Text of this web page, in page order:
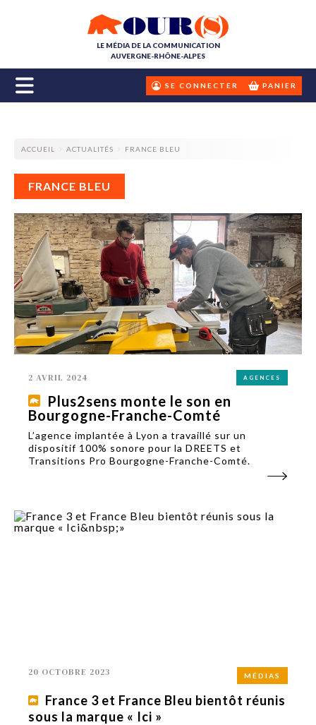
LE MÉDIA DE LA COMMUNICATION
AUVERGNE-RHÔNE-ALPES
SE CONNECTER PANIER
ACCUEIL ACTUALITÉS FRANCE BLEU
FRANCE BLEU
2 AVRIL 2024 AGENCES
Plus2sens monte le son en
Bourgogne-Franche-Comté
L’agence implantée à Lyon a travaillé sur un
dispositif 100% sonore pour la DREETS et
Transitions Pro Bourgogne-Franche-Comté.
MÉDIAS
20 OCTOBRE 2023
France 3 et France Bleu bientôt réunis
sous la marque « Ici »